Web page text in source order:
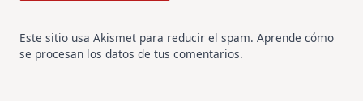
Este sitio usa Akismet para reducir el spam. Aprende cómo
se procesan los datos de tus comentarios.